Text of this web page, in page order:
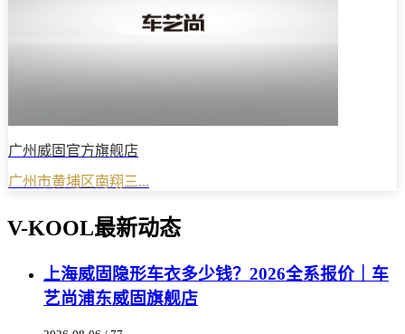
广州威固官方旗舰店
广州市黄埔区南翔三...
V-KOOL最新动态
上海威固隐形车衣多少钱？2026全系报价｜车
艺尚浦东威固旗舰店